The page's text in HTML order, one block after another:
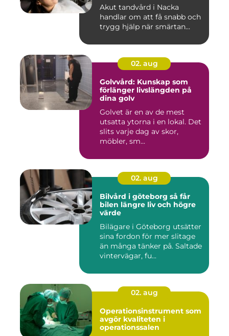
Akut tandvård i Nacka
handlar om att få snabb och
trygg hjälp när smärtan...
02. aug
Golvvård: Kunskap som
förlänger livslängden på
dina golv
Golvet är en av de mest
utsatta ytorna i en lokal. Det
slits varje dag av skor,
möbler, sm...
02. aug
Bilvård i göteborg så får
bilen längre liv och högre
värde
Bilägare i Göteborg utsätter
sina fordon för mer slitage
än många tänker på. Saltade
vintervägar, fu...
02. aug
Operationsinstrument som
avgör kvaliteten i
operationssalen